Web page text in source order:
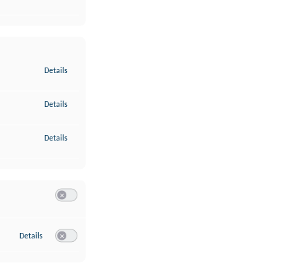
Details
Details
Details
Details zu Google Analytics